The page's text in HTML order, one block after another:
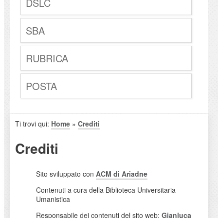
DSLC
SBA
RUBRICA
POSTA
Ti trovi qui: Home» Crediti
Crediti
Sito sviluppato conACM di Ariadne
Contenuti a cura della Biblioteca Universitaria
Umanistica
Responsabile dei contenuti del sito web:Gianluca